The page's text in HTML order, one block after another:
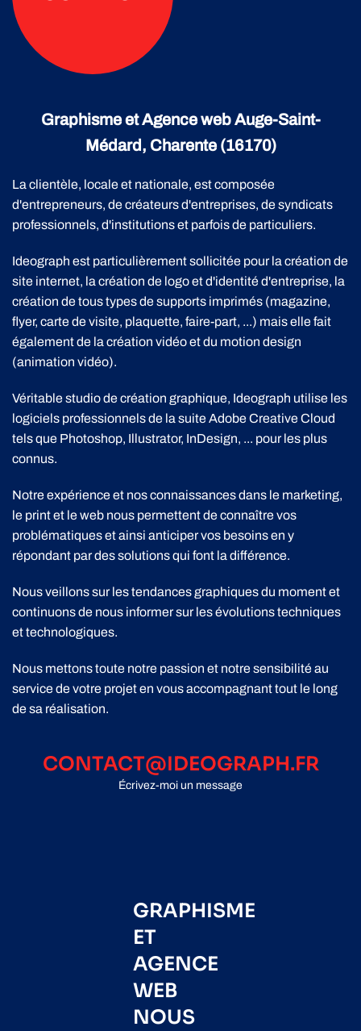
Graphisme et Agence web Auge-Saint-
Médard, Charente (16170)
La clientèle, locale et nationale, est composée
d'entrepreneurs, de créateurs d'entreprises, de syndicats
professionnels, d'institutions et parfois de particuliers.
Ideograph est particulièrement sollicitée pour la création de
site internet, la création de logo et d'identité d'entreprise, la
création de tous types de supports imprimés (magazine,
flyer, carte de visite, plaquette, faire-part, ...) mais elle fait
également de la création vidéo et du motion design
(animation vidéo).
Véritable studio de création graphique, Ideograph utilise les
logiciels professionnels de la suite Adobe Creative Cloud
tels que Photoshop, Illustrator, InDesign, ... pour les plus
connus.
Notre expérience et nos connaissances dans le marketing,
le print et le web nous permettent de connaître vos
problématiques et ainsi anticiper vos besoins en y
répondant par des solutions qui font la différence.
Nous veillons sur les tendances graphiques du moment et
continuons de nous informer sur les évolutions techniques
et technologiques.
Nous mettons toute notre passion et notre sensibilité au
service de votre projet en vous accompagnant tout le long
de sa réalisation.
CONTACT@IDEOGRAPH.FR
Écrivez-moi un message
GRAPHISME
ET
AGENCE
WEB
NOUS